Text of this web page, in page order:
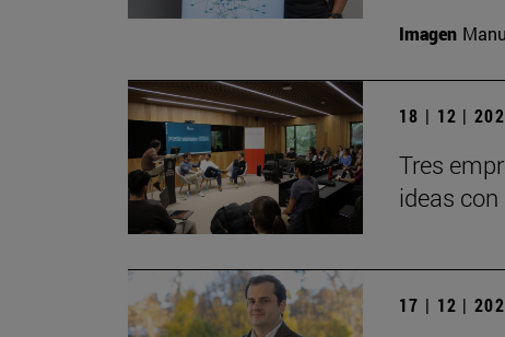
Imagen
18 | 12 |
Tres
ideas
17 | 12 |